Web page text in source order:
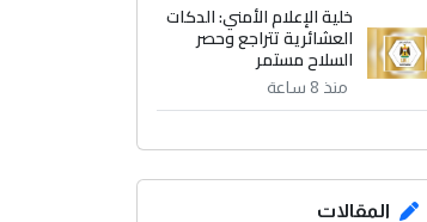
خلية الإعلام الأمني: الدكات
العشائرية تتراجع وحصر
السلاح مستمر
منذ 8 ساعة
المقالات